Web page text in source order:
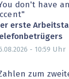
don't have
erste
- 10:59 Uhr
zum